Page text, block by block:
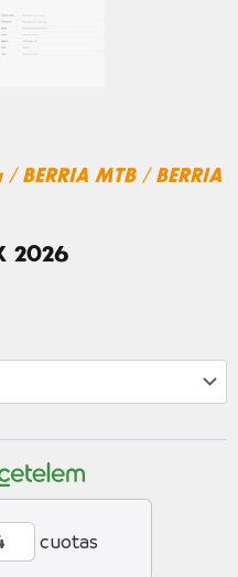
/ BERRIA MTB/ BERRIA
2026
€.
cuotas